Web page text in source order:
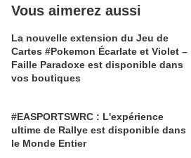
Vous aimerez aussi
La nouvelle extension du Jeu de
Cartes #Pokemon Écarlate et Violet –
Faille Paradoxe est disponible dans
vos boutiques
#EASPORTSWRC : L'expérience
ultime de Rallye est disponible dans
le Monde Entier